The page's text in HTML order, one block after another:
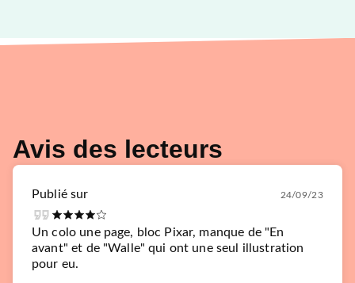
Avis des lecteurs
Publié sur 24/09/23
Un colo une page, bloc Pixar, manque de "En
avant" et de "Walle" qui ont une seul illustration
pour eu.